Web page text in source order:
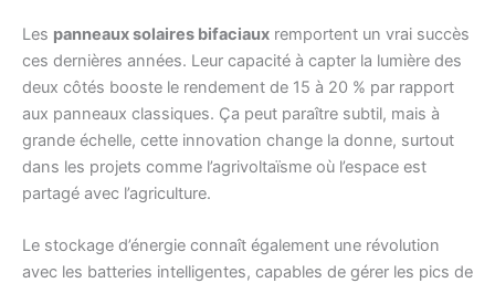
Les panneaux solaires bifaciaux remportent un vrai succès
ces dernières années. Leur capacité à capter la lumière des
deux côtés booste le rendement de 15 à 20 % par rapport
aux panneaux classiques. Ça peut paraître subtil, mais à
grande échelle, cette innovation change la donne, surtout
dans les projets comme l’agrivoltaïsme où l’espace est
partagé avec l’agriculture.
Le stockage d’énergie connaît également une révolution
avec les batteries intelligentes, capables de gérer les pics de